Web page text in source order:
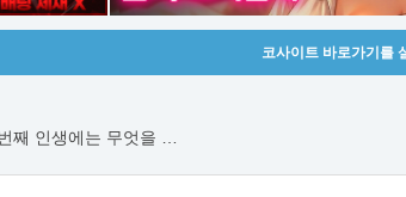
코사이트 바로가기를